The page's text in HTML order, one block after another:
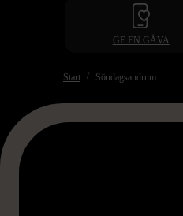
GE EN GÅVA
Start Söndagsandrum